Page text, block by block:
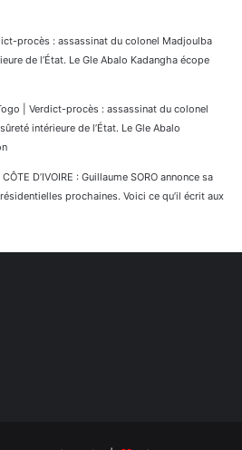
procès : assassinat du colonel Madjoulba
de l’État. Le Gle Abalo Kadangha écope
| Verdict-procès : assassinat du colonel
intérieure de l’État. Le Gle Abalo
CÔTE D’IVOIRE : Guillaume SORO annonce sa
prochaines. Voici ce qu’il écrit aux